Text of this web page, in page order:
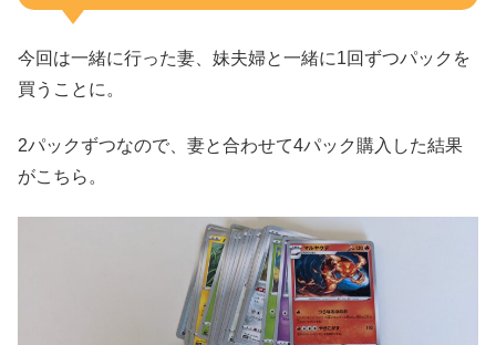
今回は一緒に行った妻、妹夫婦と一緒に1回ずつパックを
買うことに。
2パックずつなので、妻と合わせて4パック購入した結果
がこちら。